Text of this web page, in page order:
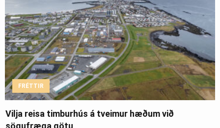
FRÉTTIR
Vilja reisa timburhús á tveimur hæðum við
sögufræga götu